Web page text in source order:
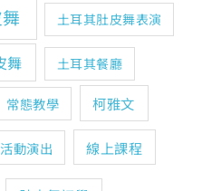
土耳其肚皮舞表演
舞 土耳其餐廳
常態教學 柯雅文
活動演出 線上課程